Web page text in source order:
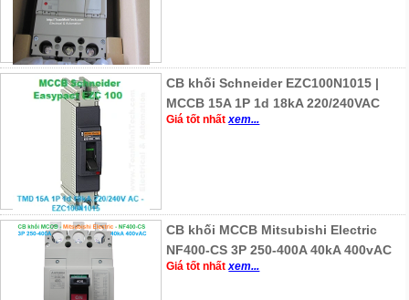
CB khối Schneider EZC100N1015 |
MCCB 15A 1P 1d 18kA 220/240VAC
Giá tốt nhấtxem...
CB khối MCCB Mitsubishi Electric
NF400-CS 3P 250-400A 40kA 400vAC
Giá tốt nhấtxem...